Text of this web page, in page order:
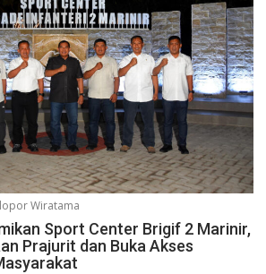
Wiratama
Sport Center Brigif 2 Marinir,
Prajurit dan Buka Akses